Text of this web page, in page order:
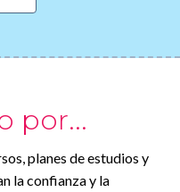
por...
planes de estudios y
la confianza y la